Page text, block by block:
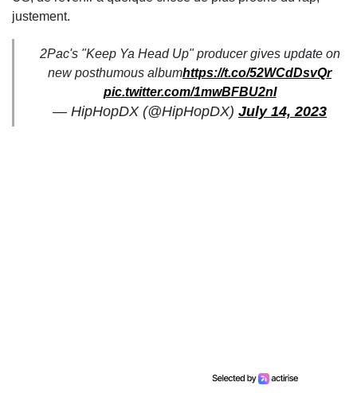
justement.
2Pac's "Keep Ya Head Up" producer gives update on
new posthumous albumhttps://t.co/52WCdDsvQr
pic.twitter.com/1mwBFBU2nI
— HipHopDX (@HipHopDX) July 14, 2023